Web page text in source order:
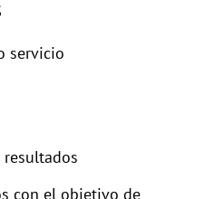
servicio
con el objetivo de